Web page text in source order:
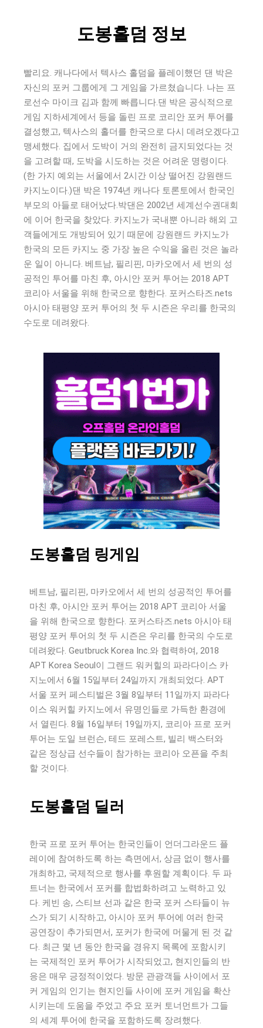
도봉홀덤 정보
빨리요. 캐나다에서 텍사스 홀덤을 플레이했던 댄 박은
자신의 포커 그룹에게 그 게임을 가르쳤습니다. 나는 프
로선수 마이크 김과 함께 빠릅니다.댄 박은 공식적으로
게임 지하세계에서 등을 돌린 프로 코리안 포커 투어를
결성했고, 텍사스의 홀더를 한국으로 다시 데려오겠다고
맹세했다. 집에서 도박이 거의 완전히 금지되었다는 것
을 고려할 때, 도박을 시도하는 것은 어려운 명령이다.
(한 가지 예외는 서울에서 2시간 이상 떨어진 강원랜드
카지노이다.)댄 박은 1974년 캐나다 토론토에서 한국인
부모의 아들로 태어났다.박댄은 2002년 세계선수권대회
에 이어 한국을 찾았다. 카지노가 국내뿐 아니라 해외 고
객들에게도 개방되어 있기 때문에 강원랜드 카지노가
한국의 모든 카지노 중 가장 높은 수익을 올린 것은 놀라
운 일이 아니다. 베트남, 필리핀, 마카오에서 세 번의 성
공적인 투어를 마친 후, 아시안 포커 투어는 2018 APT
코리아 서울을 위해 한국으로 향한다. 포커스타즈.nets
아시아 태평양 포커 투어의 첫 두 시즌은 우리를 한국의
수도로 데려왔다.
도봉홀덤 링게임
베트남, 필리핀, 마카오에서 세 번의 성공적인 투어를
마친 후, 아시안 포커 투어는 2018 APT 코리아 서울
을 위해 한국으로 향한다. 포커스타즈.nets 아시아 태
평양 포커 투어의 첫 두 시즌은 우리를 한국의 수도로
데려왔다. Geutbruck Korea Inc.와 협력하여, 2018
APT Korea Seoul이 그랜드 워커힐의 파라다이스 카
지노에서 6월 15일부터 24일까지 개최되었다. APT
서울 포커 페스티벌은 3월 8일부터 11일까지 파라다
이스 워커힐 카지노에서 유명인들로 가득한 환경에
서 열린다. 8월 16일부터 19일까지, 코리아 프로 포커
투어는 도일 브런슨, 테드 포레스트, 빌리 백스터와
같은 정상급 선수들이 참가하는 코리아 오픈을 주최
할 것이다.
도봉홀덤 딜러
한국 프로 포커 투어는 한국인들이 언더그라운드 플
레이에 참여하도록 하는 측면에서, 상금 없이 행사를
개최하고, 국제적으로 행사를 후원할 계획이다. 두 파
트너는 한국에서 포커를 합법화하려고 노력하고 있
다. 케빈 송, 스티브 선과 같은 한국 포커 스타들이 뉴
스가 되기 시작하고, 아시아 포커 투어에 여러 한국
공연장이 추가되면서, 포커가 한국에 머물게 된 것 같
다. 최근 몇 년 동안 한국을 경유지 목록에 포함시키
는 국제적인 포커 투어가 시작되었고, 현지인들의 반
응은 매우 긍정적이었다. 방문 관광객들 사이에서 포
커 게임의 인기는 현지인들 사이에 포커 게임을 확산
시키는데 도움을 주었고 주요 포커 토너먼트가 그들
의 세계 투어에 한국을 포함하도록 장려했다.